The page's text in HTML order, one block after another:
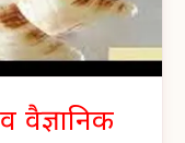
वैज्ञानिक